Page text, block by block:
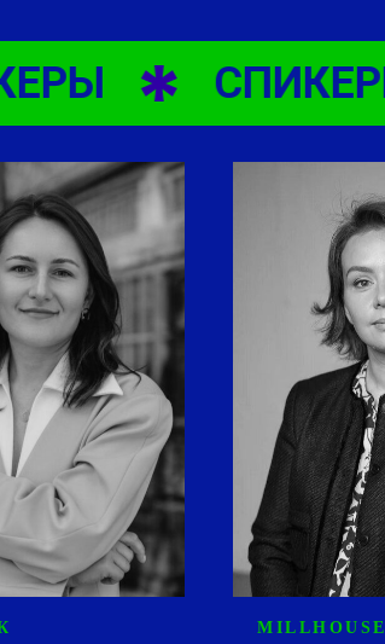
СПИКЕРЫ
MILLHOUSE